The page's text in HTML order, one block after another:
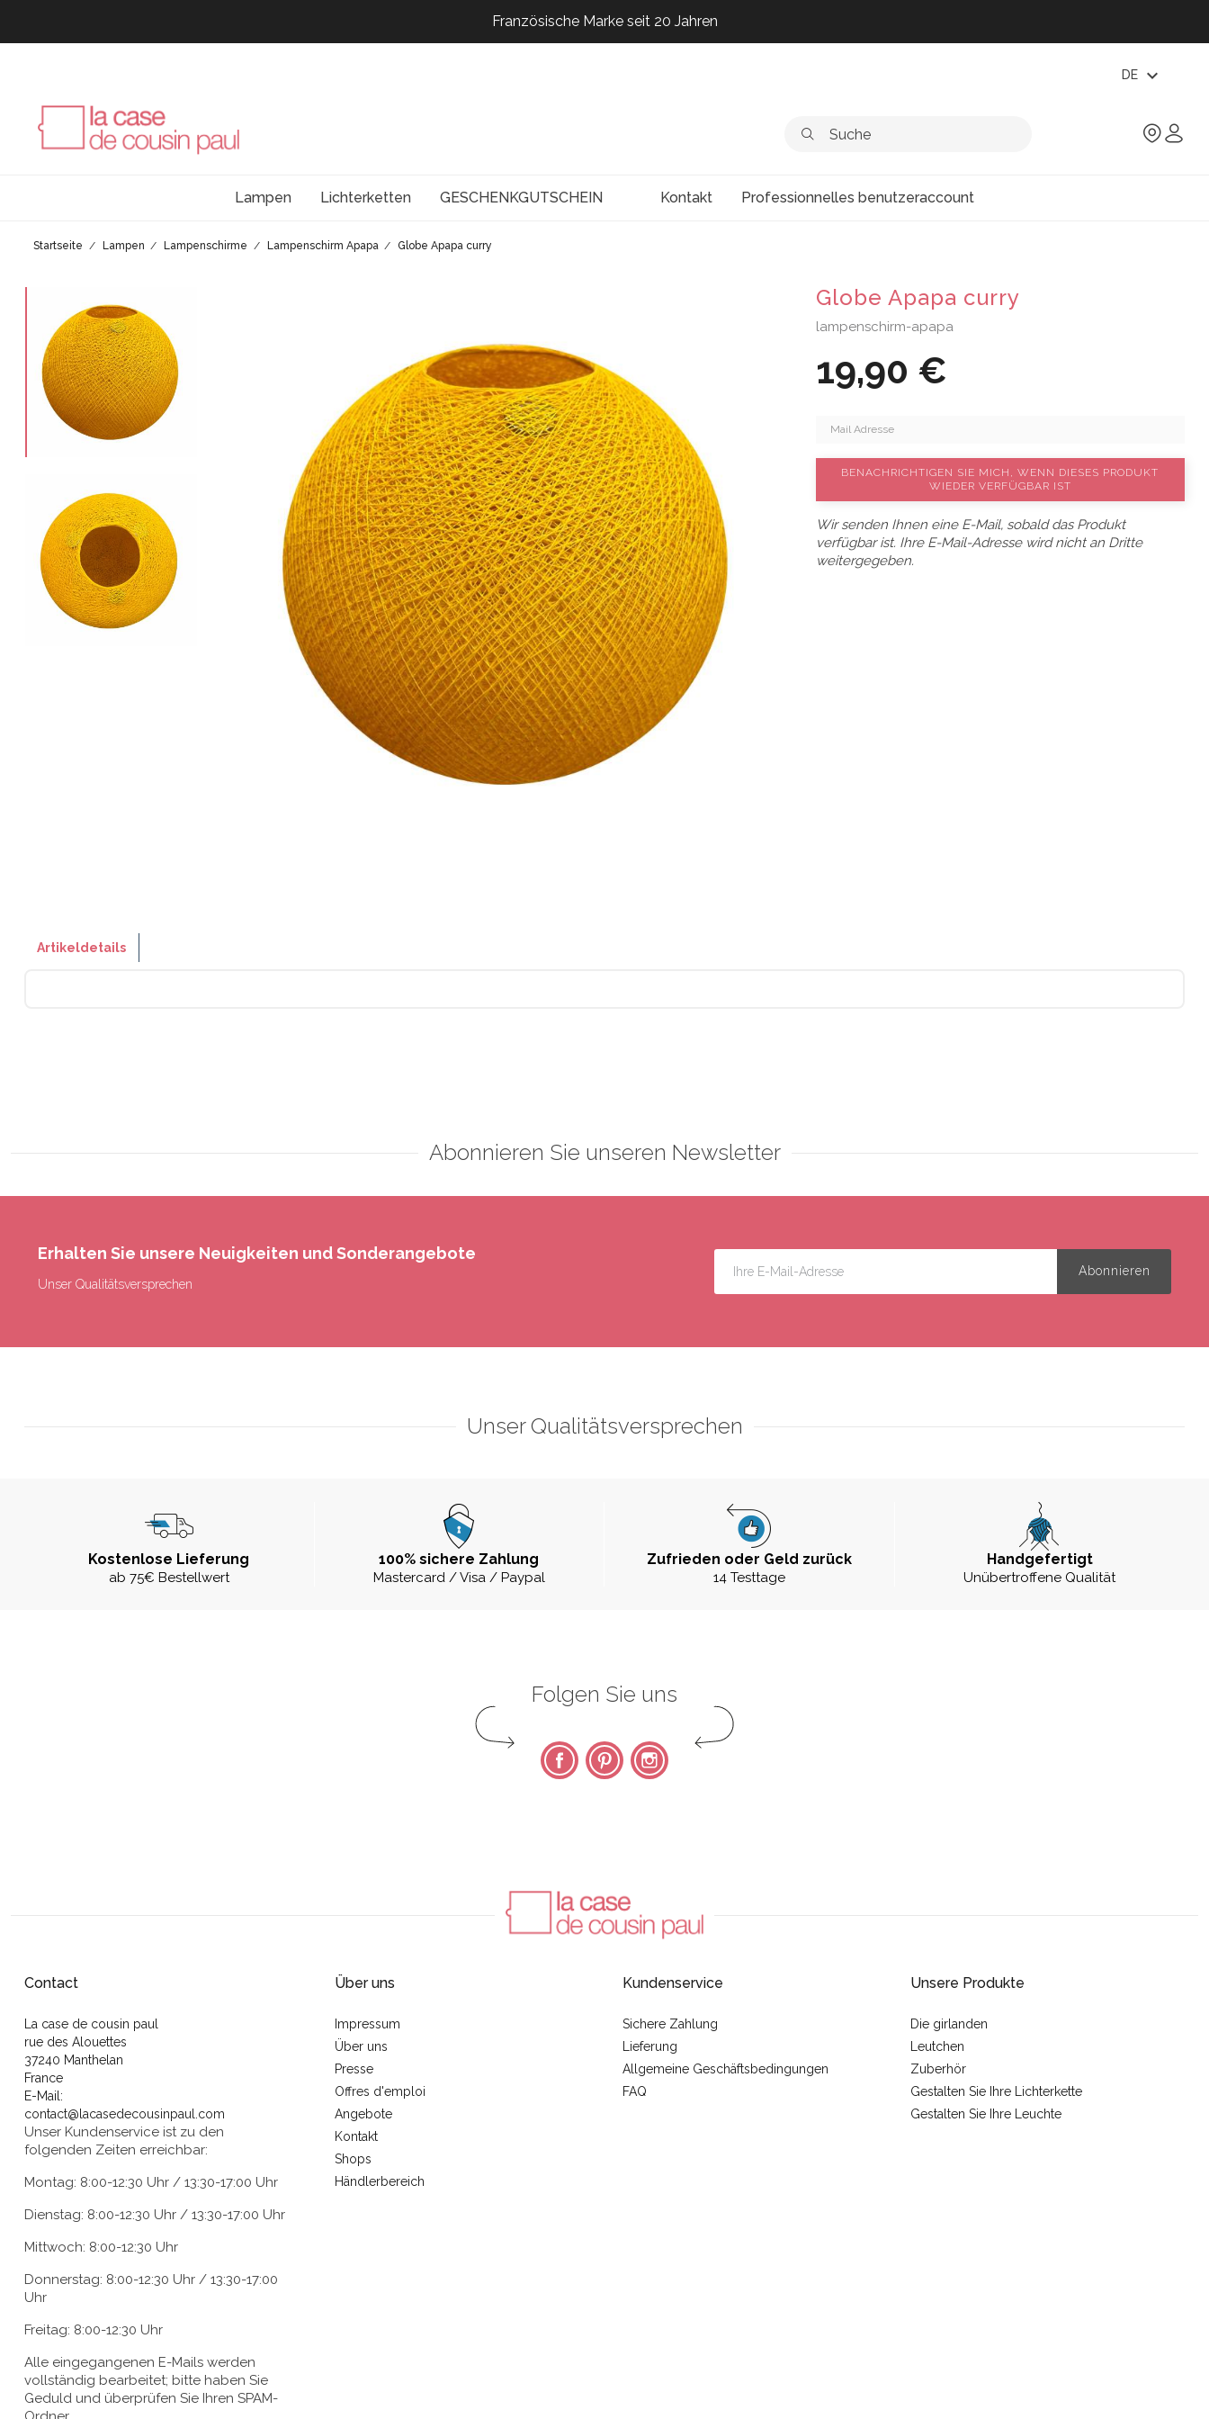
Französische Marke seit 20 Jahren
Französische Marke seit 20 Jahren
DE expand_more
Lampen Lichterketten GESCHENKGUTSCHEIN Kontakt Professionnelles benutzeraccount
Startseite Lampen Lampenschirme Lampenschirm Apapa Globe Apapa curry
Globe Apapa curry
lampenschirm-apapa
19,90 €
BENACHRICHTIGEN SIE MICH, WENN DIESES PRODUKT
WIEDER VERFÜGBAR IST
Wir senden Ihnen eine E-Mail, sobald das Produkt
verfügbar ist. Ihre E-Mail-Adresse wird nicht an Dritte
weitergegeben.
Artikeldetails
Abonnieren Sie unseren Newsletter
Erhalten Sie unsere Neuigkeiten und Sonderangebote
Unser Qualitätsversprechen
Unser Qualitätsversprechen
Kostenlose Lieferung
ab 75€ Bestellwert
100% sichere Zahlung
Mastercard / Visa / Paypal
Zufrieden oder Geld zurück
14 Testtage
Handgefertigt
Unübertroffene Qualität
Folgen Sie uns
FacebookPinterest Instagram
Contact
La case de cousin paul
rue des Alouettes
37240 Manthelan
France
E-Mail:
contact@lacasedecousinpaul.com
Unser Kundenservice ist zu den
folgenden Zeiten erreichbar:
Montag: 8:00-12:30 Uhr / 13:30-17:00 Uhr
Dienstag: 8:00-12:30 Uhr / 13:30-17:00 Uhr
Mittwoch: 8:00-12:30 Uhr
Donnerstag: 8:00-12:30 Uhr / 13:30-17:00
Uhr
Freitag: 8:00-12:30 Uhr
Alle eingegangenen E-Mails werden
vollständig bearbeitet; bitte haben Sie
Geduld und überprüfen Sie Ihren SPAM-
Über uns
Impressum
Über uns
Presse
Offres d'emploi
Angebote
Kontakt
Shops
Händlerbereich
Kundenservice
Sichere Zahlung
Lieferung
Allgemeine Geschäftsbedingungen
FAQ
Unsere Produkte
Die girlanden
Leutchen
Zuberhör
Gestalten Sie Ihre Lichterkette
Gestalten Sie Ihre Leuchte